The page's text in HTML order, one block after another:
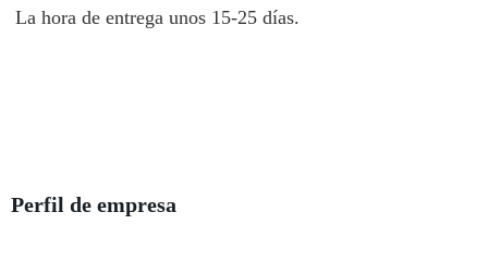
La hora de entrega unos 15-25 días.
Perfil de empresa